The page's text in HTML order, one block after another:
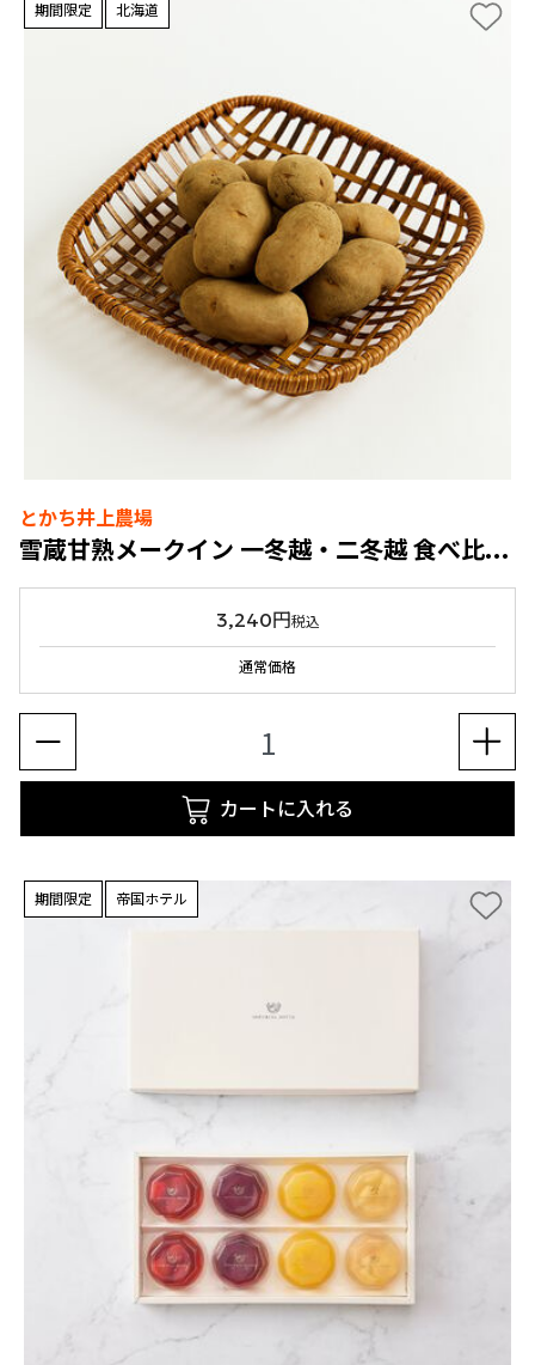
期間限定 北海道
とかち井上農場
雪蔵甘熟メークイン 一冬越・二冬越 食べ比べセット
3,240円税込
通常価格
カートに入れる
期間限定 帝国ホテル